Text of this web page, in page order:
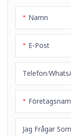
Namn
E-Post
Telefon/
Jag Frågar